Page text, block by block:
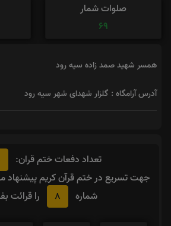
صلوات شمار
69
همسر شهید صمد زاده سیه رود
آدرس آرامگاه : گلزار شهدای شهر سیه رود
تعداد دفعات ختم قران:
جهت تسریع در ختم قرآن کریم پیشنهاد
شماره
8 را قرائت